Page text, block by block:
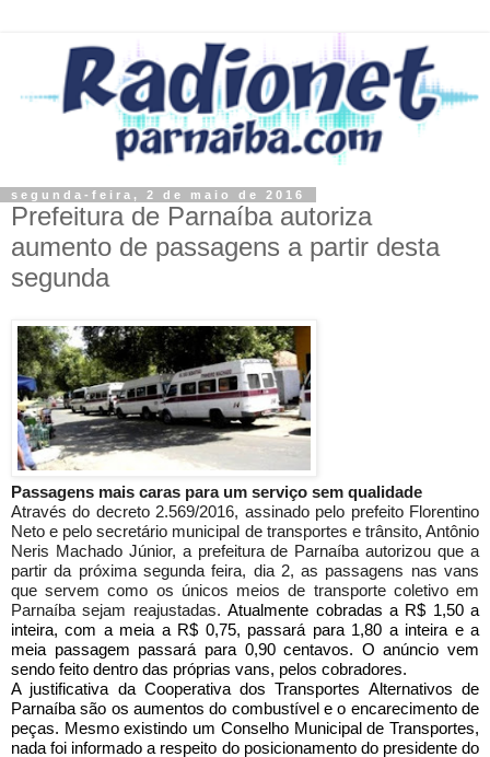
segunda-feira, 2 de maio de 2016
Prefeitura de Parnaíba autoriza
aumento de passagens a partir desta
segunda
Passagens mais caras para um serviço sem qualidade
Através do decreto 2.569/2016, assinado pelo prefeito Florentino
Neto e pelo secretário municipal de transportes e trânsito, Antônio
Neris Machado Júnior, a prefeitura de Parnaíba autorizou que a
partir da próxima segunda feira, dia 2, as passagens nas vans
que servem como os únicos meios de transporte coletivo em
Parnaíba sejam reajustadas.Atualmente cobradas a R$ 1,50 a
inteira, com a meia a R$ 0,75, passará para 1,80 a inteira e a
meia passagem passará para 0,90 centavos. O anúncio vem
sendo feito dentro das próprias vans, pelos cobradores.
A justificativa da Cooperativa dos Transportes Alternativos de
Parnaíba são os aumentos do combustível e o encarecimento de
peças. Mesmo existindo um Conselho Municipal de Transportes,
nada foi informado a respeito do posicionamento do presidente do